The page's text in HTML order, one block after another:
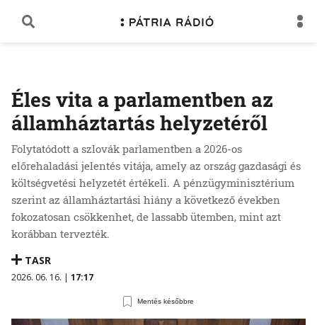
Éles vita a parlamentben az
államháztartás helyzetéről
Folytatódott a szlovák parlamentben a 2026-os
előrehaladási jelentés vitája, amely az ország gazdasági és
költségvetési helyzetét értékeli. A pénzügyminisztérium
szerint az államháztartási hiány a következő években
fokozatosan csökkenhet, de lassabb ütemben, mint azt
korábban tervezték.
TASR
2026. 06. 16. | 17:17
Mentés későbbre